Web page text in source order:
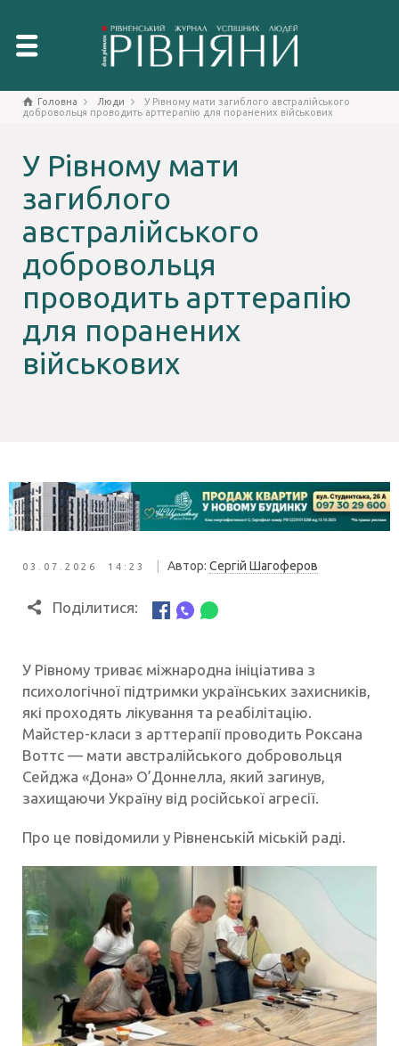
Головна Люди
У Рівному мати загиблого австралійського
добровольця проводить арттерапію для поранених військових
У Рівному мати
загиблого
австралійського
добровольця
проводить арттерапію
для поранених
військових
03.07.2026 14:23 Автор: Сергій Шагоферов
Поділитися:
У Рівному триває міжнародна ініціатива з
психологічної підтримки українських захисників,
які проходять лікування та реабілітацію.
Майстер-класи з арттерапії проводить Роксана
Воттс — мати австралійського добровольця
Сейджа «Дона» О’Доннелла, який загинув,
захищаючи Україну від російської агресії.
Про це повідомили у Рівненській міській раді.